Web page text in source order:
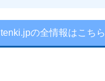
tenki.jpの全情報はこちら